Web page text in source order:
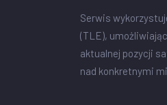
Serwis
(TLE),
aktualnej pozycji
nad konkretnymi